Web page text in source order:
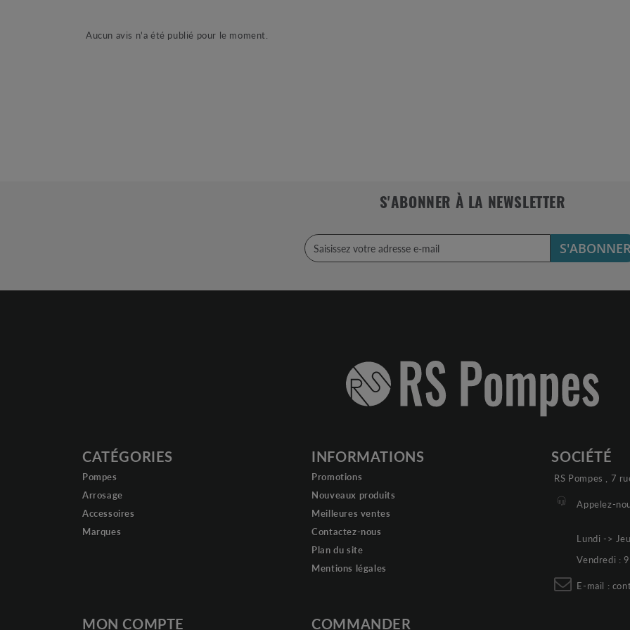
Aucun avis n'a été publié pour le moment.
S'ABONNER À LA NEWSLETTER
CATÉGORIES
Pompes
Arrosage
Accessoires
Marques
INFORMATIONS
Promotions
Nouveaux produits
Meilleures ventes
Contactez-nous
Plan du site
Mentions légales
MON COMPTE COMMANDER
SOCIÉTÉ
RS Pompes , 7
Appelez-
Lundi ->
Vendredi :
E-mail :